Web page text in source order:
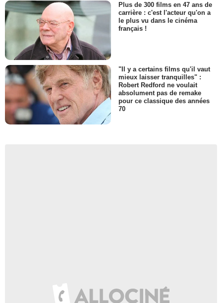
Plus de 300 films en 47 ans de
carrière : c'est l'acteur qu'on a
le plus vu dans le cinéma
français !
"Il y a certains films qu'il vaut
mieux laisser tranquilles" :
Robert Redford ne voulait
absolument pas de remake
pour ce classique des années
70